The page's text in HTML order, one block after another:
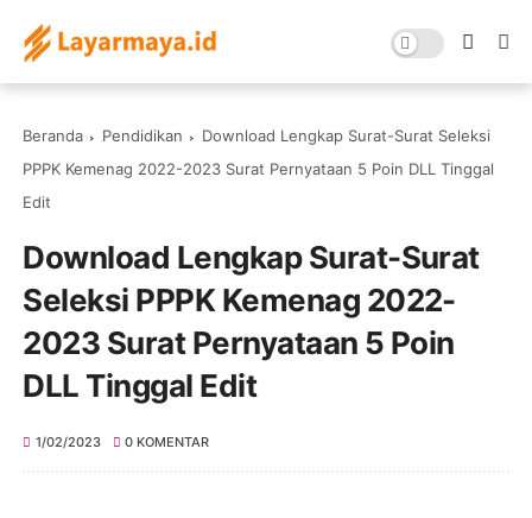
Beranda Pendidikan
Download Lengkap Surat-Surat Seleksi
PPPK Kemenag 2022-2023 Surat Pernyataan 5 Poin DLL Tinggal
Edit
Download Lengkap Surat-Surat
Seleksi PPPK Kemenag 2022-
2023 Surat Pernyataan 5 Poin
DLL Tinggal Edit
1/02/2023 0 KOMENTAR